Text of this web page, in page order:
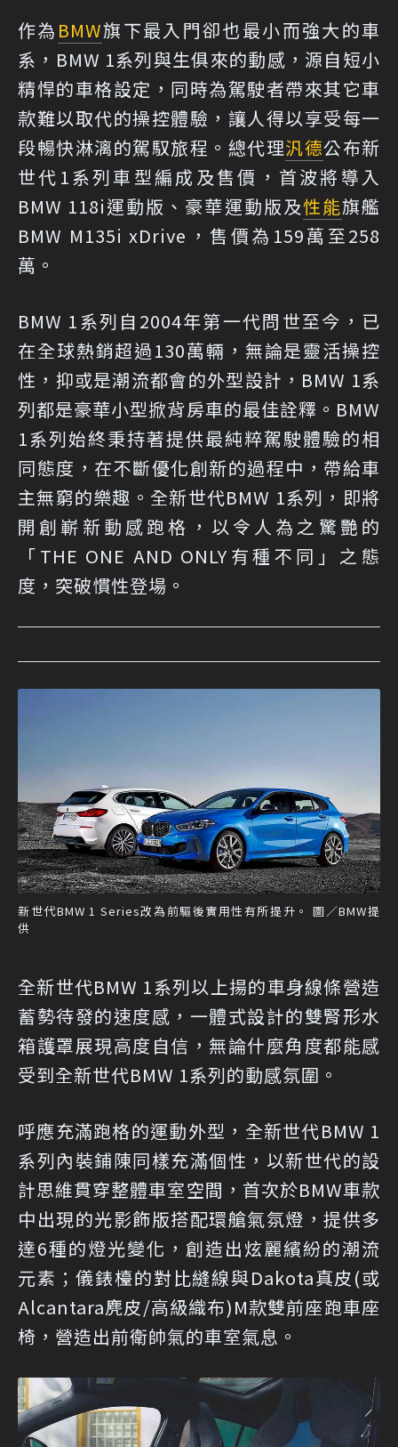
作為 BMW旗下最入門卻也最小而強大的車
系，BMW 1系列與生俱來的動感，源自短小
精悍的車格設定，同時為駕駛者帶來其它車
款難以取代的操控體驗，讓人得以享受每一
段暢快淋漓的駕馭旅程。總代理汎德公布新
世代1系列車型編成及售價，首波將導入
BMW 118i運動版、豪華運動版及性能旗艦
BMW M135i xDrive，售價為159萬至258
萬。
BMW 1系列自2004年第一代問世至今，已
在全球熱銷超過130萬輛，無論是靈活操控
性，抑或是潮流都會的外型設計，BMW 1系
列都是豪華小型掀背房車的最佳詮釋。BMW
1系列始終秉持著提供最純粹駕駛體驗的相
同態度，在不斷優化創新的過程中，帶給車
主無窮的樂趣。全新世代BMW 1系列，即將
開創嶄新動感跑格，以令人為之驚艷的
「THE ONE AND ONLY有種不同」之態
度，突破慣性登場。
新世代BMW 1 Series改為前驅後實用性有所提升。 圖／BMW提
供
全新世代BMW 1系列以上揚的車身線條營造
蓄勢待發的速度感，一體式設計的雙腎形水
箱護罩展現高度自信，無論什麼角度都能感
受到全新世代BMW 1系列的動感氛圍。
呼應充滿跑格的運動外型，全新世代BMW 1
系列內裝鋪陳同樣充滿個性，以新世代的設
計思維貫穿整體車室空間，首次於BMW車款
中出現的光影飾版搭配環艙氣氛燈，提供多
達6種的燈光變化，創造出炫麗繽紛的潮流
元素；儀錶檯的對比縫線與Dakota真皮(或
Alcantara麂皮/高級織布)M款雙前座跑車座
椅，營造出前衛帥氣的車室氣息。